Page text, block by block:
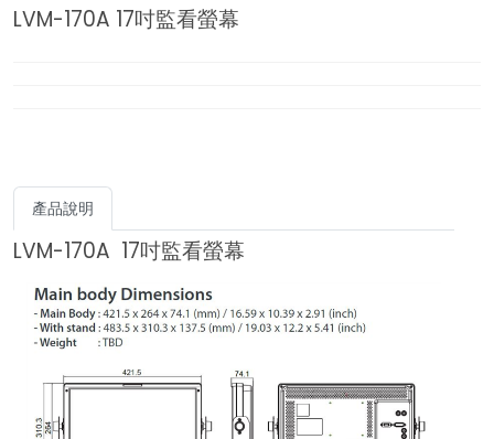
LVM-170A 17吋監看螢幕
產品說明
LVM-170A 17吋監看螢幕